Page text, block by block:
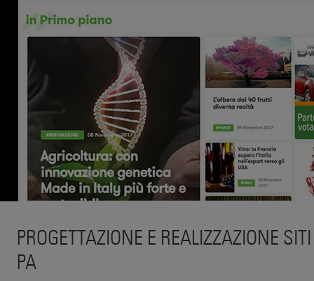
PROGETTAZIONE E REALIZZAZIONE
PA